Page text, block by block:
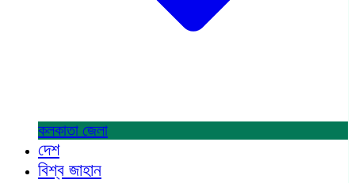
কলকাতা জেলা
দেশ
বিশ্ব জাহান